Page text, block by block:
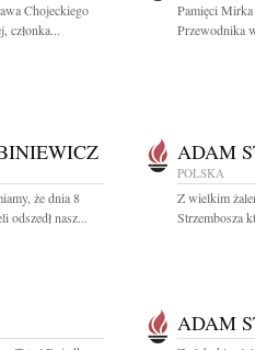
Chojeckiego
członka...
Pamięci
Przewodnika
że dnia 8
odszedł nasz...
ADAM
POLSKA
Z wielkim
Strzembosza
ADAM